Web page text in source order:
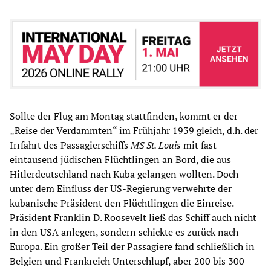
Sollte der Flug am Montag stattfinden, kommt er der
„Reise der Verdammten“ im Frühjahr 1939 gleich, d.h. der
Irrfahrt des PassagierschiffsMS St. Louismit fast
eintausend jüdischen Flüchtlingen an Bord, die aus
Hitlerdeutschland nach Kuba gelangen wollten. Doch
unter dem Einfluss der US-Regierung verwehrte der
kubanische Präsident den Flüchtlingen die Einreise.
Präsident Franklin D. Roosevelt ließ das Schiff auch nicht
in den USA anlegen, sondern schickte es zurück nach
Europa. Ein großer Teil der Passagiere fand schließlich in
Belgien und Frankreich Unterschlupf, aber 200 bis 300